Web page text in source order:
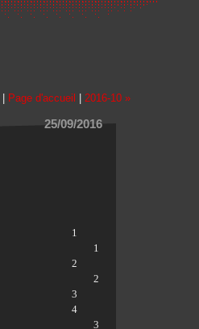
Page d'accueil 2016-10 »
25/09/2016
1
1
2
2
3
4
3